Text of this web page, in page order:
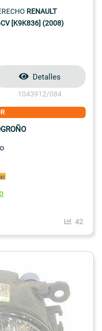
RENAULT
[K9K836] (2008)
Detalles
1043912/084
42